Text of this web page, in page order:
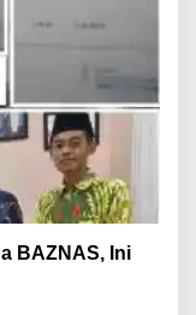
BAZNAS, Ini